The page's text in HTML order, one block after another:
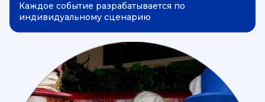
Каждое событие разрабатывается по
индивидуальному сценарию